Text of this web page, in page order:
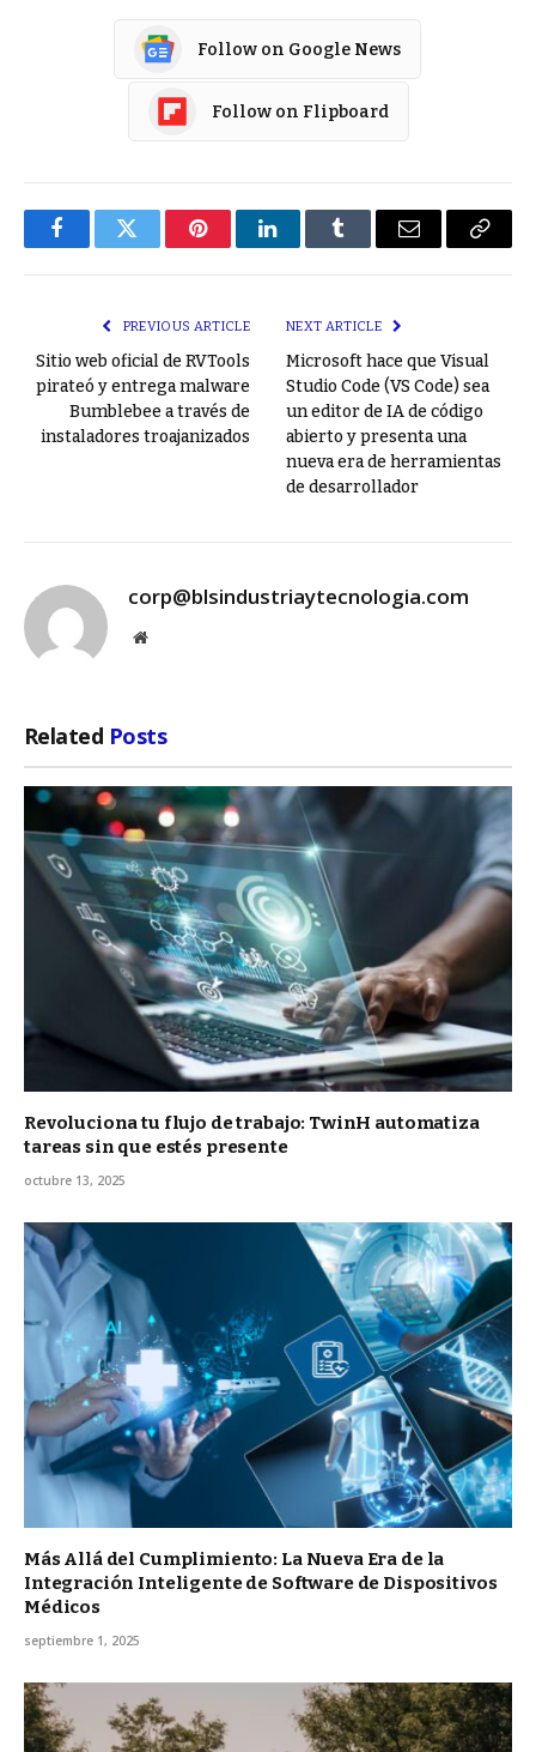
Follow on Google News
Follow on Flipboard
FacebookTwitter PinterestLinkedInTumblr Email
Copy
PREVIOUS ARTICLE
Sitio web oficial de RVTools
pirateó y entrega malware
Bumblebee a través de
instaladores troajanizados
NEXT ARTICLE
Microsoft hace que Visual
Studio Code (VS Code) sea
un editor de IA de código
abierto y presenta una
nueva era de herramientas
de desarrollador
corp@blsindustriaytecnologia.com
Website
Related Posts
Revoluciona tu flujo de trabajo: TwinH automatiza
tareas sin que estés presente
octubre 13, 2025
Más Allá del Cumplimiento: La Nueva Era de la
Integración Inteligente de Software de Dispositivos
Médicos
septiembre 1, 2025